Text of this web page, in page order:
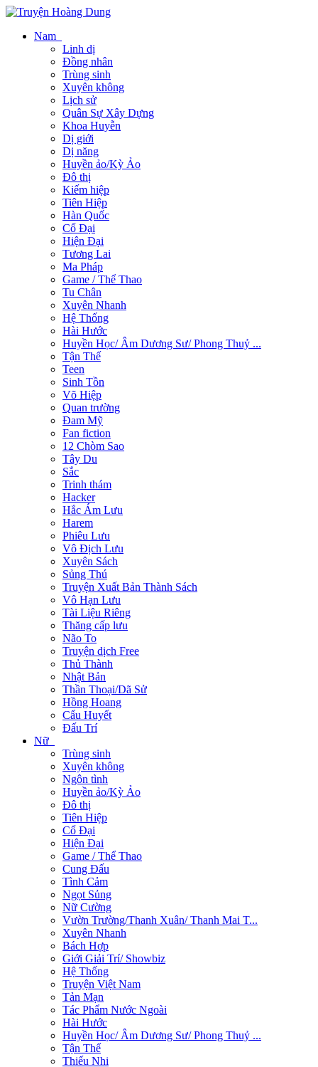
Nam
Linh dị
Đồng nhân
Trùng sinh
Xuyên không
Lịch sử
Quân Sự Xây Dựng
Khoa Huyễn
Dị giới
Dị năng
Huyền ảo/Kỳ Ảo
Đô thị
Kiếm hiệp
Tiên Hiệp
Hàn Quốc
Cổ Đại
Hiện Đại
Tương Lai
Ma Pháp
Game / Thể Thao
Tu Chân
Xuyên Nhanh
Hệ Thống
Hài Hước
Huyền Học/ Âm Dương Sư/ Phong Thuỷ ...
Tận Thế
Teen
Sinh Tồn
Võ Hiệp
Quan trường
Đam Mỹ
Fan fiction
12 Chòm Sao
Tây Du
Sắc
Trinh thám
Hacker
Hắc Ám Lưu
Harem
Phiêu Lưu
Vô Địch Lưu
Xuyên Sách
Sủng Thú
Truyện Xuất Bản Thành Sách
Vô Hạn Lưu
Tài Liệu Riêng
Thăng cấp lưu
Não To
Truyện dịch Free
Thủ Thành
Nhật Bản
Thần Thoại/Dã Sử
Hồng Hoang
Cẩu Huyết
Đấu Trí
Nữ
Trùng sinh
Xuyên không
Ngôn tình
Huyền ảo/Kỳ Ảo
Đô thị
Tiên Hiệp
Cổ Đại
Hiện Đại
Game / Thể Thao
Cung Đấu
Tình Cảm
Ngọt Sủng
Nữ Cường
Vườn Trường/Thanh Xuân/ Thanh Mai T...
Xuyên Nhanh
Bách Hợp
Giới Giải Trí/ Showbiz
Hệ Thống
Truyện Việt Nam
Tản Mạn
Tác Phẩm Nước Ngoài
Hài Hước
Huyền Học/ Âm Dương Sư/ Phong Thuỷ ...
Tận Thế
Thiếu Nhi